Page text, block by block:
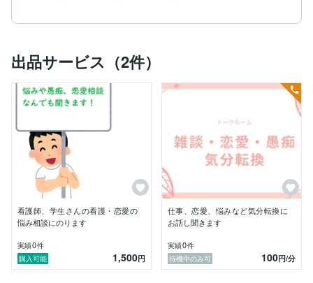
出品サービス（2件）
看護師、学生さんの看護・恋愛の
悩み相談にのります
実績0件
購入可能
1,500円
仕事、恋愛、悩みなど気分転換に
お話し聞きます
実績0件
待機中のみ可
100円/分